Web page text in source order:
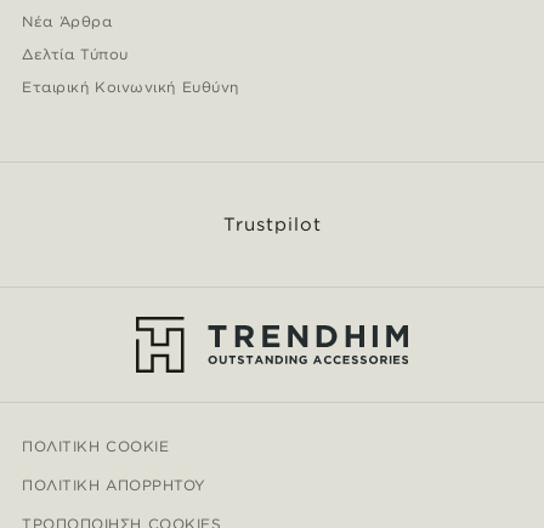
Νέα Άρθρα
Δελτία Τύπου
Εταιρική Κοινωνική Ευθύνη
Trustpilot
ΠΟΛΙΤΙΚΉ COOKIE
ΠΟΛΙΤΙΚΉ ΑΠΟΡΡΉΤΟΥ
ΤΡΟΠΟΠΟΊΗΣΗ COOKIES